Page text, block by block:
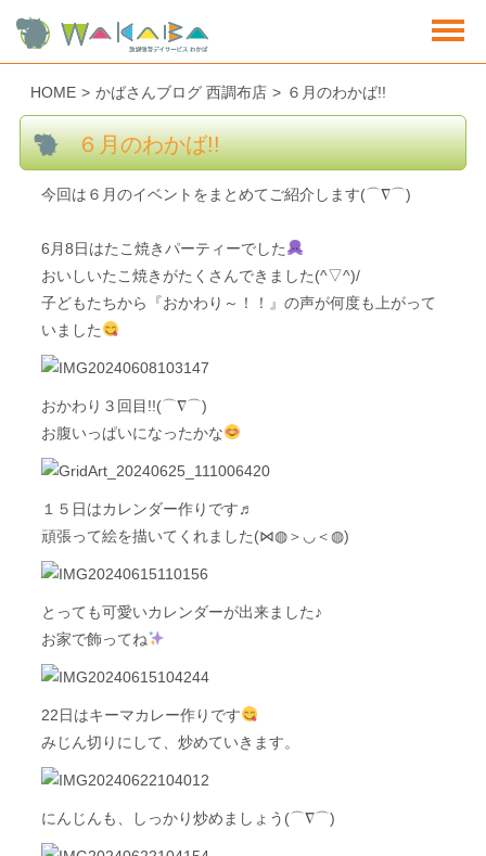
HOME > かばさんブログ 西調布店 > ６月のわかば!!
６月のわかば!!
今回は６月のイベントをまとめてご紹介します(⌒∇⌒)
6月8日はたこ焼きパーティーでした
おいしいたこ焼きがたくさんできました(^▽^)/
子どもたちから『おかわり～！！』の声が何度も上がって
いました
おかわり３回目!!(⌒∇⌒)
お腹いっぱいになったかな
１５日はカレンダー作りです♬
頑張って絵を描いてくれました(⋈◍＞◡＜◍)
とっても可愛いカレンダーが出来ました♪
お家で飾ってね
22日はキーマカレー作りです
みじん切りにして、炒めていきます。
にんじんも、しっかり炒めましょう(⌒∇⌒)